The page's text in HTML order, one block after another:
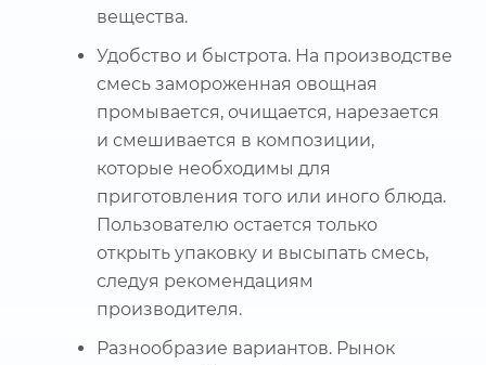
вещества.
Удобство и быстрота. На производстве
смесь замороженная овощная
промывается, очищается, нарезается
и смешивается в композиции,
которые необходимы для
приготовления того или иного блюда.
Пользователю остается только
открыть упаковку и высыпать смесь,
следуя рекомендациям
производителя.
Разнообразие вариантов. Рынок